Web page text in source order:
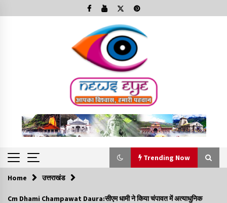
to
Trending Now
Trending Now
Home उत्तराखंड
Cm Dhami Champawat Daura:सीएम धामी ने किया चंपावत में अत्याधुनिक